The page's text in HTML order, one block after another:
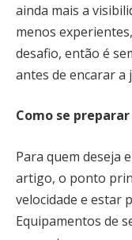
ainda mais a
menos
desafio, então é
antes de encarar a
Como se
Para quem deseja
artigo, o ponto
velocidade e estar
Equipamentos de